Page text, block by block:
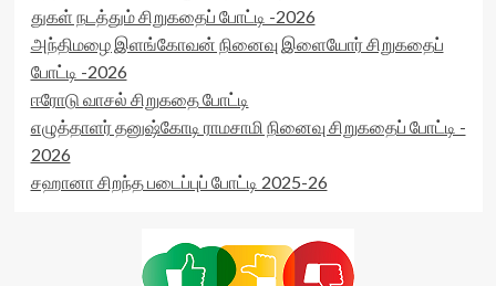
துகள் நடத்தும் சிறுகதைப் போட்டி -2026
அந்திமழை இளங்கோவன் நினைவு இளையோர் சிறுகதைப்
போட்டி -2026
ஈரோடு வாசல் சிறுகதை போட்டி
எழுத்தாளர் தனுஷ்கோடி ராமசாமி நினைவு சிறுகதைப் போட்டி -
2026
சஹானா சிறந்த படைப்புப் போட்டி 2025-26